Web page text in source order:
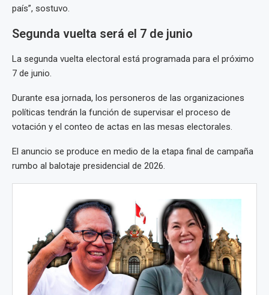
país”, sostuvo.
Segunda vuelta será el 7 de junio
La segunda vuelta electoral está programada para el próximo
7 de junio.
Durante esa jornada, los personeros de las organizaciones
políticas tendrán la función de supervisar el proceso de
votación y el conteo de actas en las mesas electorales.
El anuncio se produce en medio de la etapa final de campaña
rumbo al balotaje presidencial de 2026.